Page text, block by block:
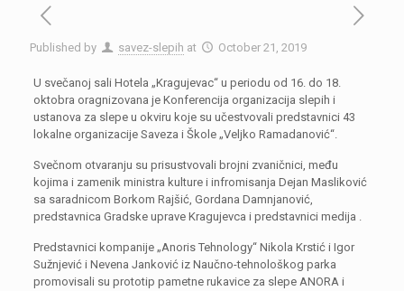
Published by savez-slepih at October 21, 2019
U svečanoj sali Hotela „Kragujevac“ u periodu od 16. do 18.
oktobra oragnizovana je Konferencija organizacija slepih i
ustanova za slepe u okviru koje su učestvovali predstavnici 43
lokalne organizacije Saveza i Škole „Veljko Ramadanović“.
Svečnom otvaranju su prisustvovali brojni zvaničnici, među
kojima i zamenik ministra kulture i infromisanja Dejan Masliković
sa saradnicom Borkom Rajšić, Gordana Damnjanović,
predstavnica Gradske uprave Kragujevca i predstavnici medija .
Predstavnici kompanije „Anoris Tehnology“ Nikola Krstić i Igor
Sužnjević i Nevena Janković iz Naučno-tehnološkog parka
promovisali su prototip pametne rukavice za slepe ANORA i